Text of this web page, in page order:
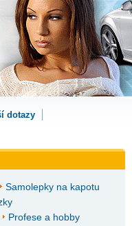
dotazy
Samolepky na kapotu
Profese a hobby